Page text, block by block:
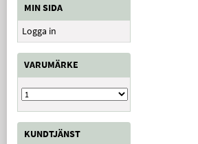
MIN SIDA
Logga in
VARUMÄRKE
KUNDTJÄNST